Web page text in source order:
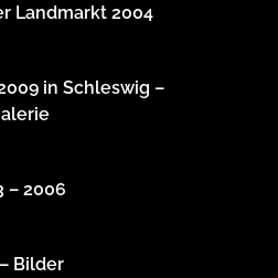
Landmarkt 2004
in Schleswig –
– 2006
Bilder